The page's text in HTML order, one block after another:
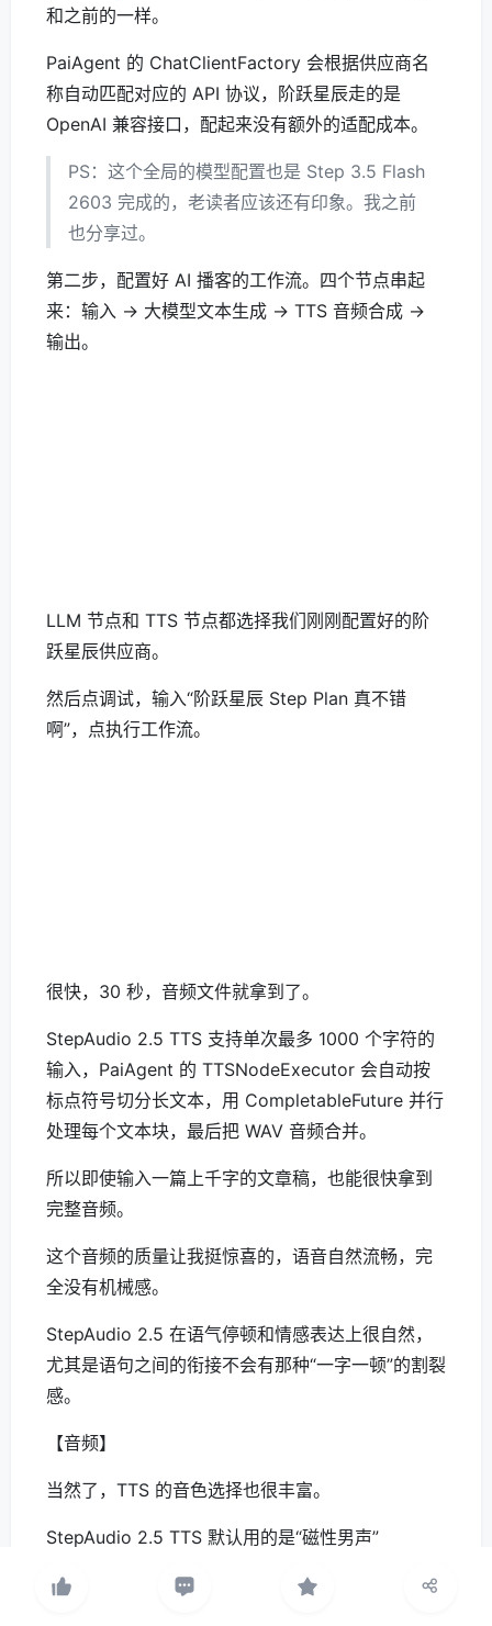
和之前的一样。
PaiAgent 的 ChatClientFactory 会根据供应商名
称自动匹配对应的 API 协议，阶跃星辰走的是
OpenAI 兼容接口，配起来没有额外的适配成本。
PS：这个全局的模型配置也是 Step 3.5 Flash
2603 完成的，老读者应该还有印象。我之前
也分享过。
第二步，配置好 AI 播客的工作流。四个节点串起
来：输入 → 大模型文本生成 → TTS 音频合成 →
输出。
LLM 节点和 TTS 节点都选择我们刚刚配置好的阶
跃星辰供应商。
然后点调试，输入“阶跃星辰 Step Plan 真不错
啊”，点执行工作流。
很快，30 秒，音频文件就拿到了。
StepAudio 2.5 TTS 支持单次最多 1000 个字符的
输入，PaiAgent 的 TTSNodeExecutor 会自动按
标点符号切分长文本，用 CompletableFuture 并行
处理每个文本块，最后把 WAV 音频合并。
所以即使输入一篇上千字的文章稿，也能很快拿到
完整音频。
这个音频的质量让我挺惊喜的，语音自然流畅，完
全没有机械感。
StepAudio 2.5 在语气停顿和情感表达上很自然，
尤其是语句之间的衔接不会有那种“一字一顿”的割裂
感。
【音频】
当然了，TTS 的音色选择也很丰富。
StepAudio 2.5 TTS 默认用的是“磁性男声”
数调整语速、音量和说话风格，最长支持 200 个字